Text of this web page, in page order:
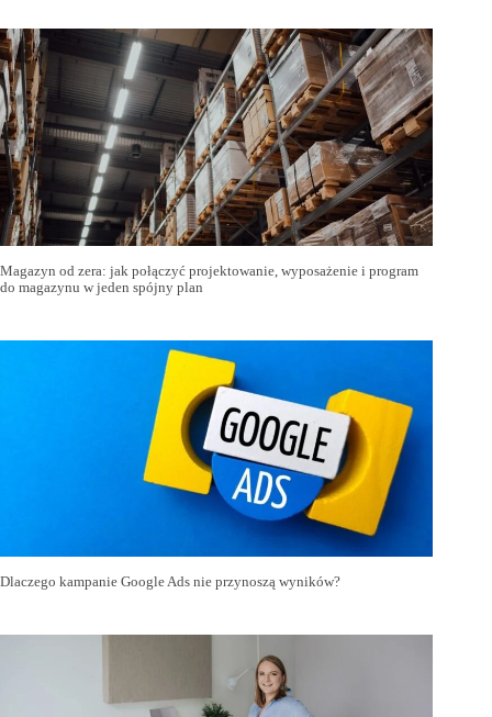
Magazyn od zera: jak połączyć projektowanie, wyposażenie i program
do magazynu w jeden spójny plan
Dlaczego kampanie Google Ads nie przynoszą wyników?